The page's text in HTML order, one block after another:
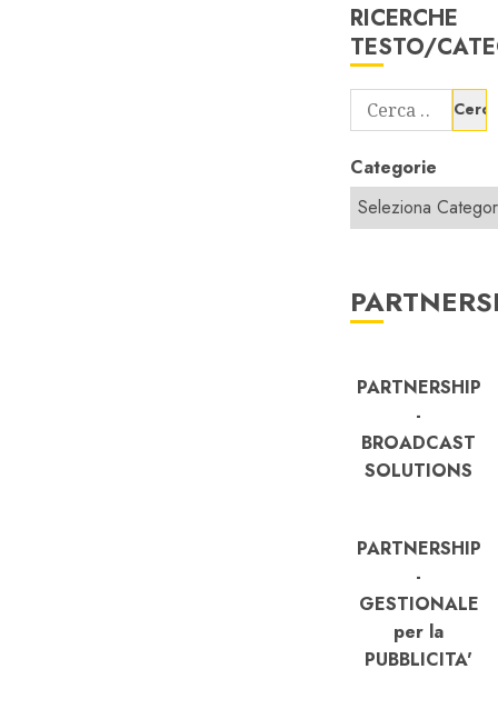
RICERCHE
TESTO/
Ricerca
per:
Categorie
PARTNERSHIP
-
BROADCAST
SOLUTIONS
PARTNERSHIP
-
GESTIONALE
per la
PUBBLICITA'